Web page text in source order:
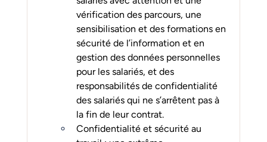
vérification des parcours, une
sensibilisation et des formations en
sécurité de l’information et en
gestion des données personnelles
pour les salariés, et des
responsabilités de confidentialité
des salariés qui ne s’arrêtent pas à
la fin de leur contrat.
Confidentialité et sécurité au